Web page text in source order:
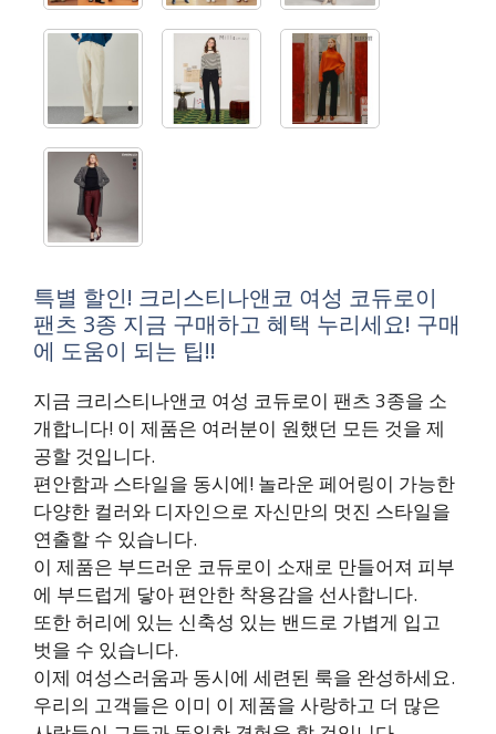
특별 할인! 크리스티나앤코 여성 코듀로이
팬츠 3종 지금 구매하고 혜택 누리세요! 구매
에 도움이 되는 팁!!
지금 크리스티나앤코 여성 코듀로이 팬츠 3종을 소
개합니다! 이 제품은 여러분이 원했던 모든 것을 제
공할 것입니다.
편안함과 스타일을 동시에! 놀라운 페어링이 가능한
다양한 컬러와 디자인으로 자신만의 멋진 스타일을
연출할 수 있습니다.
이 제품은 부드러운 코듀로이 소재로 만들어져 피부
에 부드럽게 닿아 편안한 착용감을 선사합니다.
또한 허리에 있는 신축성 있는 밴드로 가볍게 입고
벗을 수 있습니다.
이제 여성스러움과 동시에 세련된 룩을 완성하세요.
우리의 고객들은 이미 이 제품을 사랑하고 더 많은